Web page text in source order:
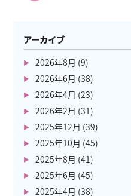
アーカイブ
2026年8月 (9)
2026年6月 (38)
2026年4月 (23)
2026年2月 (31)
2025年12月 (39)
2025年10月 (45)
2025年8月 (41)
2025年6月 (45)
2025年4月 (38)